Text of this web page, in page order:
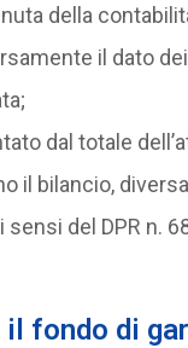
della
il dato
dal totale
il bilancio,
del DPR n.
fondo di